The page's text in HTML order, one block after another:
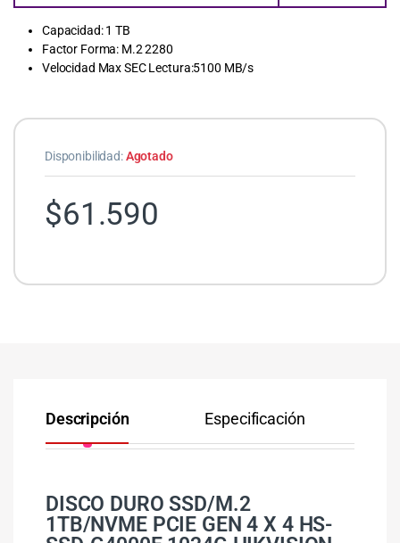
Capacidad: 1 TB
Factor Forma: M.2 2280
Velocidad Max SEC Lectura:5100 MB/s
Disponibilidad:Agotado
$61.590
Descripción Especificación
DISCO DURO SSD/M.2
1TB/NVME PCIE GEN 4 X 4 HS-